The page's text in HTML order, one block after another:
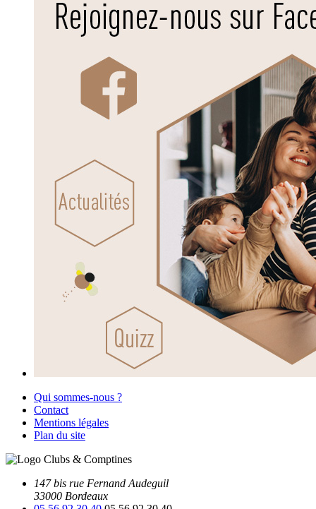
Qui sommes-nous ?
Contact
Mentions légales
Plan du site
147 bis rue Fernand Audeguil
33000 Bordeaux